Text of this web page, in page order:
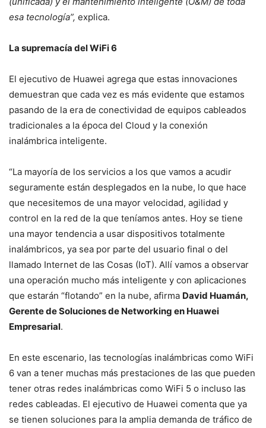
esa tecnología”, explica.
La supremacía del WiFi 6
El ejecutivo de Huawei agrega que estas innovaciones
demuestran que cada vez es más evidente que estamos
pasando de la era de conectividad de equipos cableados
tradicionales a la época del Cloud y la conexión
inalámbrica inteligente.
“La mayoría de los servicios a los que vamos a acudir
seguramente están desplegados en la nube, lo que hace
que necesitemos de una mayor velocidad, agilidad y
control en la red de la que teníamos antes. Hoy se tiene
una mayor tendencia a usar dispositivos totalmente
inalámbricos, ya sea por parte del usuario final o del
llamado Internet de las Cosas (IoT). Allí vamos a observar
una operación mucho más inteligente y con aplicaciones
que estarán “flotando” en la nube, afirma David Huamán,
Gerente de Soluciones de Networking en Huawei
Empresarial.
En este escenario, las tecnologías inalámbricas como WiFi
6 van a tener muchas más prestaciones de las que pueden
tener otras redes inalámbricas como WiFi 5 o incluso las
redes cableadas. El ejecutivo de Huawei comenta que ya
se tienen soluciones para la amplia demanda de tráfico de